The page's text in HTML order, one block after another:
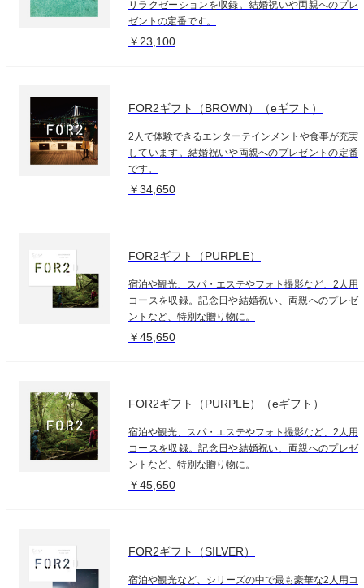
リラクゼーションを収録。結婚祝いや両親へのプレ
ゼントの定番です。
￥23,100
FOR2ギフト（BROWN）（eギフト）
2人で体験できるエンターテインメントや食事が充実
しています。結婚祝いや両親へのプレゼントの定番
です。
￥34,650
FOR2ギフト（PURPLE）
宿泊や観光、スパ・エステやフォト撮影など、2人用
コースを収録。記念日や結婚祝い、両親へのプレゼ
ントなど、特別な贈り物に。
￥45,650
FOR2ギフト（PURPLE）（eギフト）
宿泊や観光、スパ・エステやフォト撮影など、2人用
コースを収録。記念日や結婚祝い、両親へのプレゼ
ントなど、特別な贈り物に。
￥45,650
FOR2ギフト（SILVER）
宿泊や観光など、シリーズの中で最も豪華な2人用コ